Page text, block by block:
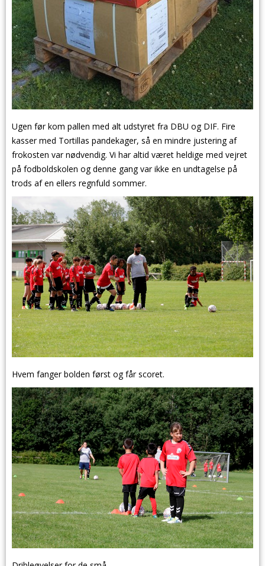
Ugen før kom pallen med alt udstyret fra DBU og DIF. Fire
kasser med Tortillas pandekager, så en mindre justering af
frokosten var nødvendig. Vi har altid været heldige med vejret
på fodboldskolen og denne gang var ikke en undtagelse på
trods af en ellers regnfuld sommer.
Hvem fanger bolden først og får scoret.